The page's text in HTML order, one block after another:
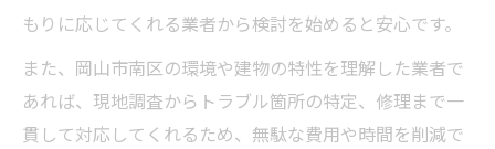
もりに応じてくれる業者から検討を始めると安心です。
また、岡山市南区の環境や建物の特性を理解した業者で
あれば、現地調査からトラブル箇所の特定、修理まで一
貫して対応してくれるため、無駄な費用や時間を削減で